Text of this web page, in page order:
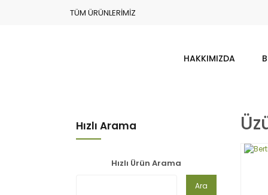
TÜM ÜRÜNLERİMİZ
HAKKIMIZDA
Hızlı Arama
Hızlı Ürün Arama
Ara